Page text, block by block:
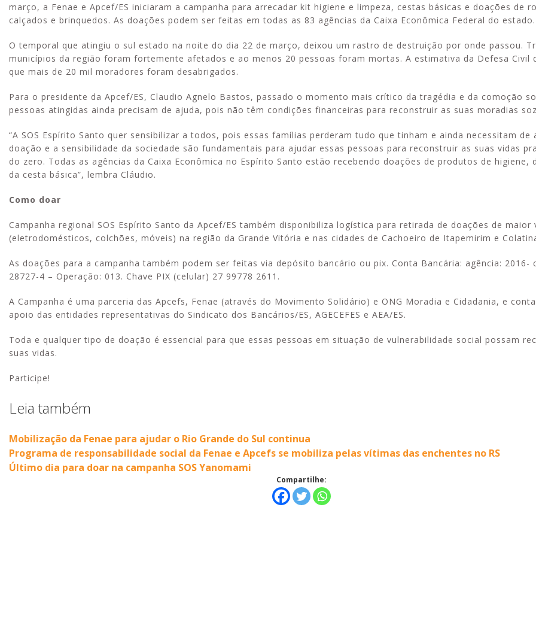
março, a Fenae e Apcef/ES iniciaram a campanha para arrecadar kit higiene e limpeza, cestas básicas e doações de
calçados e brinquedos. As doações podem ser feitas em todas as 83 agências da Caixa Econômica Federal do estado.
O temporal que atingiu o sul estado na noite do dia 22 de março, deixou um rastro de destruição por onde passou.
municípios da região foram fortemente afetados e ao menos 20 pessoas foram mortas. A estimativa da Defesa Civil
que mais de 20 mil moradores foram desabrigados.
Para o presidente da Apcef/ES, Claudio Agnelo Bastos, passado o momento mais crítico da tragédia e da comoção
pessoas atingidas ainda precisam de ajuda, pois não têm condições financeiras para reconstruir as suas moradias
“A SOS Espírito Santo quer sensibilizar a todos, pois essas famílias perderam tudo que tinham e ainda necessitam de
doação e a sensibilidade da sociedade são fundamentais para ajudar essas pessoas para reconstruir as suas vidas
do zero. Todas as agências da Caixa Econômica no Espírito Santo estão recebendo doações de produtos de higiene,
da cesta básica”, lembra Cláudio.
Como doar
Campanha regional SOS Espírito Santo da Apcef/ES também disponibiliza logística para retirada de doações de maior
(eletrodomésticos, colchões, móveis) na região da Grande Vitória e nas cidades de Cachoeiro de Itapemirim e
As doações para a campanha também podem ser feitas via depósito bancário ou pix. Conta Bancária: agência: 2016-
28727-4 – Operação: 013. Chave PIX (celular) 27 99778 2611.
A Campanha é uma parceria das Apcefs, Fenae (através do Movimento Solidário) e ONG Moradia e Cidadania, e
apoio das entidades representativas do Sindicato dos Bancários/ES, AGECEFES e AEA/ES.
Toda e qualquer tipo de doação é essencial para que essas pessoas em situação de vulnerabilidade social possam
suas vidas.
Participe!
Leia também
Mobilização da Fenae para ajudar o Rio Grande do Sul continua
Programa de responsabilidade social da Fenae e Apcefs se mobiliza pelas vítimas das enchentes no RS
Último dia para doar na campanha SOS Yanomami
Compartilhe: